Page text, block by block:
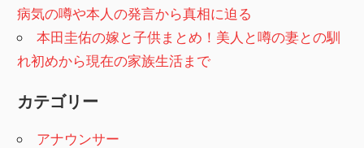
病気の噂や本人の発言から真相に迫る
本田圭佑の嫁と子供まとめ！美人と噂の妻との馴
れ初めから現在の家族生活まで
カテゴリー
アナウンサー